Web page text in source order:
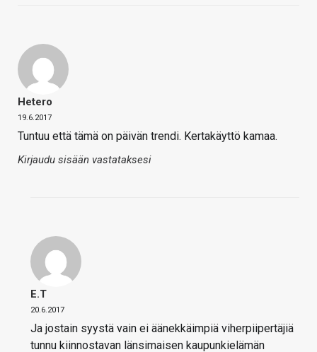
Hetero
19.6.2017
Tuntuu että tämä on päivän trendi. Kertakäyttö kamaa.
Kirjaudu sisään vastataksesi
E.T
20.6.2017
Ja jostain syystä vain ei äänekkäimpiä viherpiipertäjiä
tunnu kiinnostavan länsimaisen kaupunkielämän